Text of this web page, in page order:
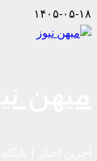
Skip
to
content
۱۴۰۵-۰۵-۱۸